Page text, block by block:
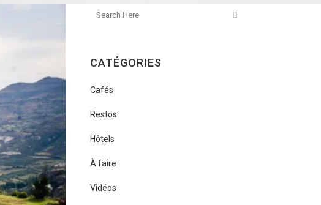
CATÉGORIES
Cafés
Restos
Hôtels
À faire
Vidéos